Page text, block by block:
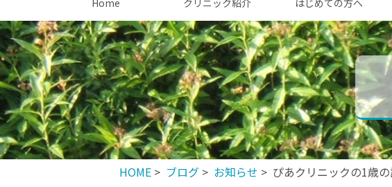
Home クリニック紹介 はじめての方へ
HOME > ブログ > お知らせ > ぴあクリニックの1歳の